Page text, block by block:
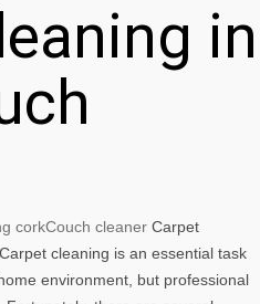
in
corkCouch cleaner Carpet
cleaning is an essential task
environment, but professional